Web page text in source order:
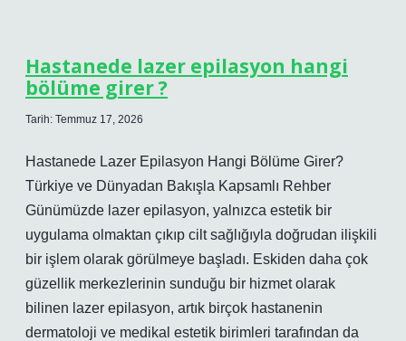
Hastanede lazer epilasyon hangi
bölüme girer ?
Tarih: Temmuz 17, 2026
Hastanede Lazer Epilasyon Hangi Bölüme Girer?
Türkiye ve Dünyadan Bakışla Kapsamlı Rehber
Günümüzde lazer epilasyon, yalnızca estetik bir
uygulama olmaktan çıkıp cilt sağlığıyla doğrudan ilişkili
bir işlem olarak görülmeye başladı. Eskiden daha çok
güzellik merkezlerinin sunduğu bir hizmet olarak
bilinen lazer epilasyon, artık birçok hastanenin
dermatoloji ve medikal estetik birimleri tarafından da